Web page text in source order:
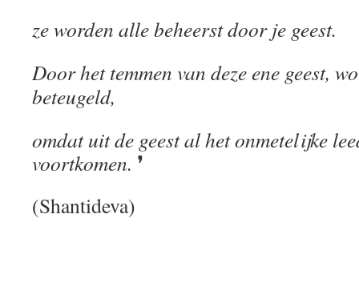
ze worden alle beheerst door je geest.
Door het temmen van deze ene geest,
beteugeld,
omdat uit de geest al het onmetelijke
voortkomen. ❜
(Shantideva)